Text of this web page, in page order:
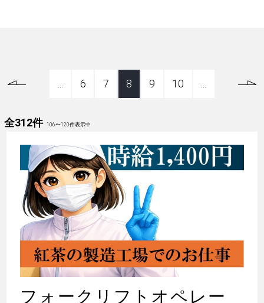
... 6 7 8 9 10 ...
全312件 106〜120件表示中
フォークリフトオペレー